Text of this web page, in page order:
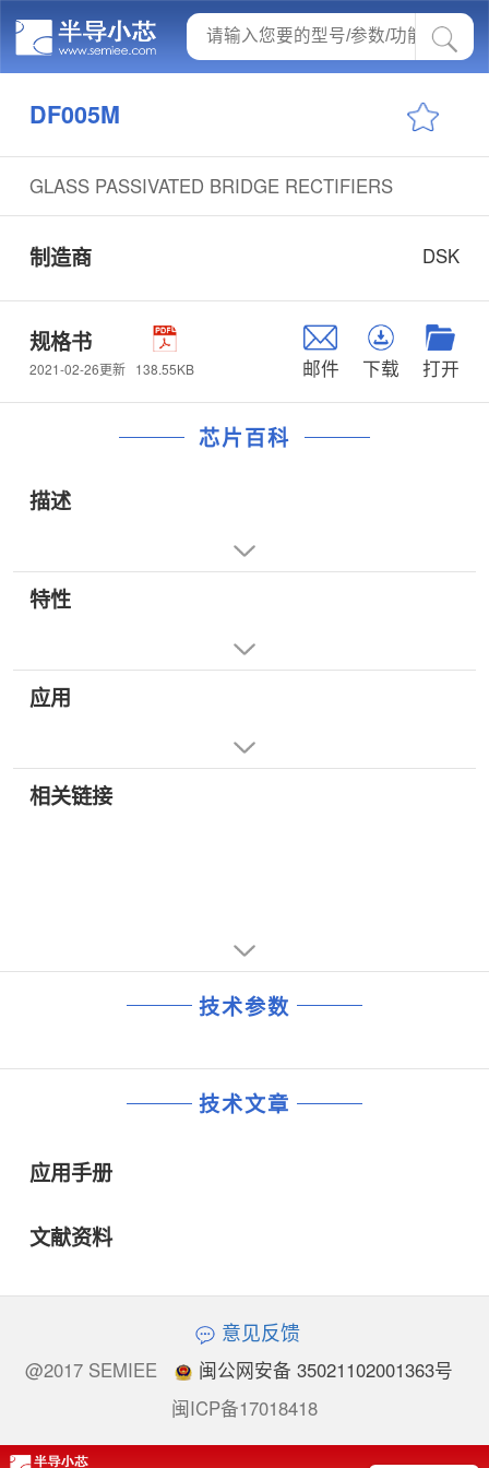
DF005M
GLASS PASSIVATED BRIDGE RECTIFIERS
制造商 DSK
规格书
2021-02-26更新 138.55KB 邮件 下载 打开
芯片百科
描述
特性
应用
相关链接
技术参数
技术文章
应用手册
文献资料
意见反馈
@2017 SEMIEE
闽公网安备 35021102001363号
闽ICP备17018418